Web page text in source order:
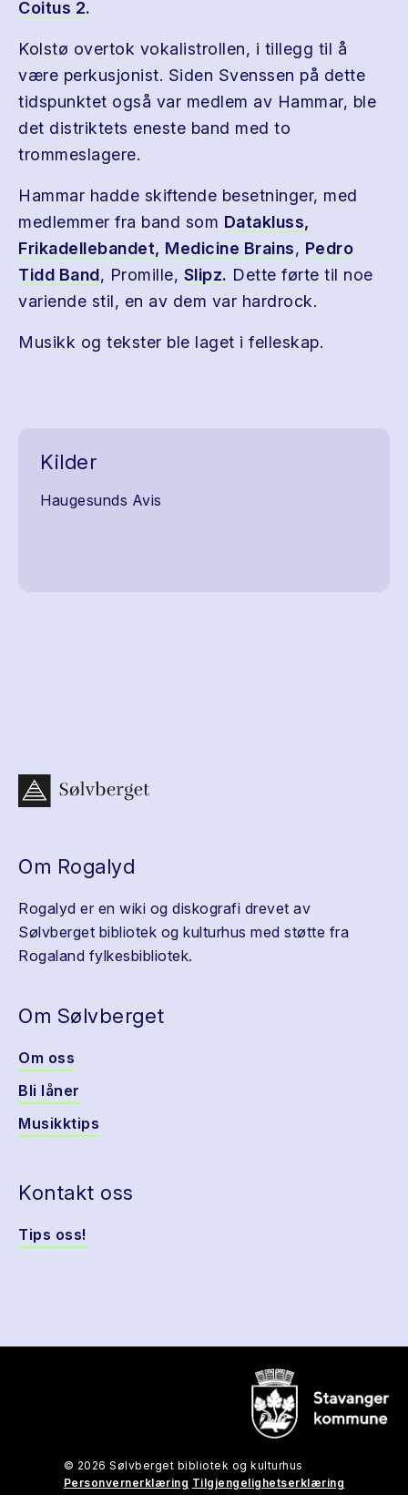
Coitus 2.
Kolstø overtok vokalistrollen, i tillegg til å
være perkusjonist. Siden Svenssen på dette
tidspunktet også var medlem av Hammar, ble
det distriktets eneste band med to
trommeslagere.
Hammar hadde skiftende besetninger, med
medlemmer fra band som Datakluss,
Frikadellebandet, Medicine Brains, Pedro
Tidd Band, Promille, Slipz. Dette førte til noe
variende stil, en av dem var hardrock.
Musikk og tekster ble laget i felleskap.
Kilder
Haugesunds Avis
Om Rogalyd
Rogalyd er en wiki og diskografi drevet av
Sølvberget bibliotek og kulturhus med støtte fra
Rogaland fylkesbibliotek.
Om Sølvberget
Om oss
Bli låner
Musikktips
Kontakt oss
Tips oss!
© 2026 Sølvberget bibliotek og kulturhus
Personvernerklæring Tilgjengelighetserklæring